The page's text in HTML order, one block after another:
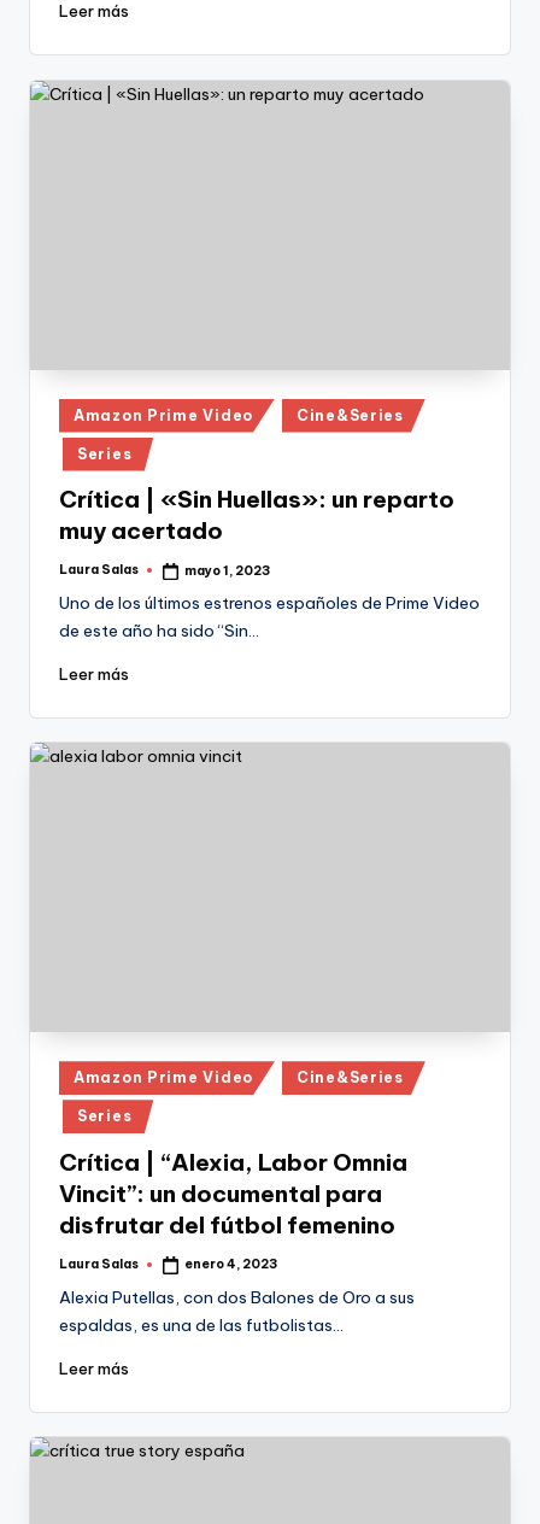
Leer más
Publicado
en
Amazon Prime Video Cine&Series
Series
Crítica | «Sin Huellas»: un reparto
muy acertado
Publicado
Laura Salas mayo 1, 2023
Uno de los últimos estrenos españoles de Prime Video
de este año ha sido “Sin…
Leer más
Publicado
en
Amazon Prime Video Cine&Series
Series
Crítica | “Alexia, Labor Omnia
Vincit”: un documental para
disfrutar del fútbol femenino
Publicado
Laura Salas enero 4, 2023
Alexia Putellas, con dos Balones de Oro a sus
espaldas, es una de las futbolistas…
Leer más